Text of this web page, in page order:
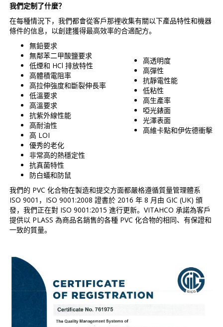
我們定制了什麼？
在每種情況下，我們都會從客戶那裡收集有關以下產品特性和機器
條件的信息，以創建獲得最高效率的合適配方。
無鉛要求
無鄰苯二甲酸鹽要求
低煙和 HCl 排放特性
高體積電阻率
高拉伸強度和斷裂伸長率
低溫要求
高溫要求
抗紫外線性能
高耐油性
高 LOI
優秀的老化
非常高的熱穩定性
抗真菌特性
防白蟻和防鼠
高透明度
高彈性
抗靜電性能
低粘性
高生產率
啞光錶面
光澤表面
高維卡點和伊佐德衝擊
我們的 PVC 化合物在製造和提交方面都嚴格遵循質量管理體系
ISO 9001，ISO 9001:2008 證書於 2016 年 8 月由 GIC (UK) 頒
發，我們正在對 ISO 9001:2015 進行更新。VITAHCO 承諾為客戶
提供以 PLASS 為商品名銷售的各種 PVC 化合物的相同、有保證和
一致的質量。